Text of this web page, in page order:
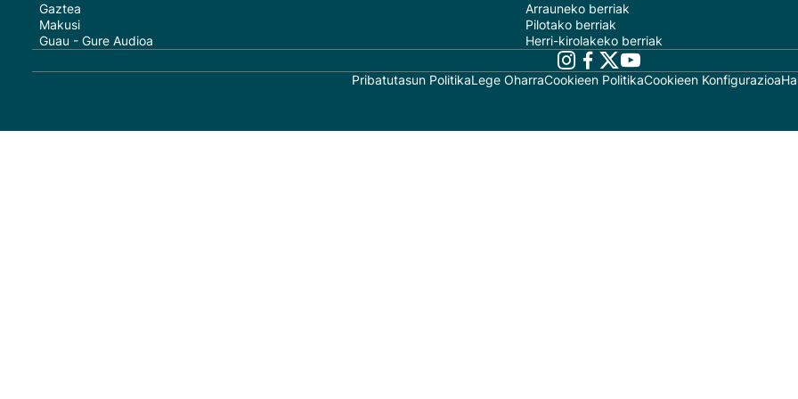
Gaztea
Makusi
Guau - Gure Audioa
Arrauneko berriak
Pilotako berriak
Herri-kirolakeko berriak
Pribatutasun PolitikaLege OharraCookieen PolitikaCookieen Konfigurazioa